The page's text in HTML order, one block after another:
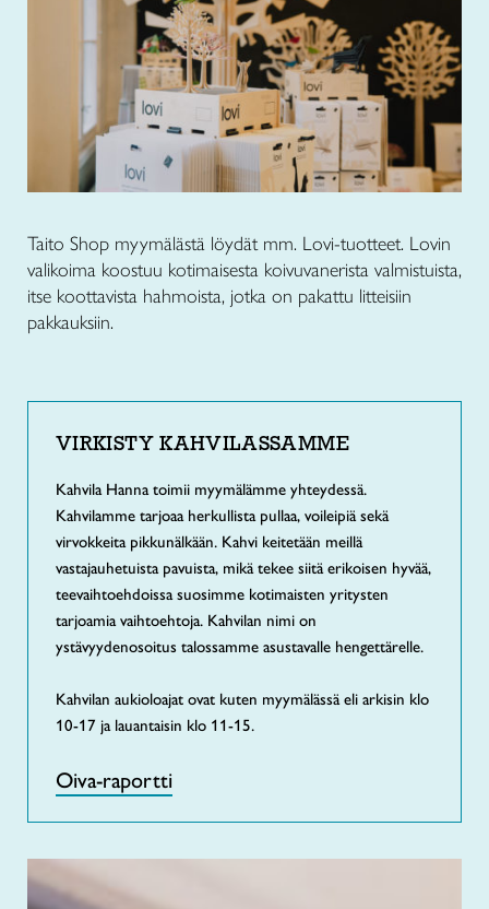
Taito Shop myymälästä löydät mm. Lovi-tuotteet. Lovin
valikoima koostuu kotimaisesta koivuvanerista valmistuista,
itse koottavista hahmoista, jotka on pakattu litteisiin
pakkauksiin.
VIRKISTY KAHVILASSAMME
Kahvila Hanna toimii myymälämme yhteydessä.
Kahvilamme tarjoaa herkullista pullaa, voileipiä sekä
virvokkeita pikkunälkään. Kahvi keitetään meillä
vastajauhetuista pavuista, mikä tekee siitä erikoisen hyvää,
teevaihtoehdoissa suosimme kotimaisten yritysten
tarjoamia vaihtoehtoja. Kahvilan nimi on
ystävyydenosoitus talossamme asustavalle hengettärelle.
Kahvilan aukioloajat ovat kuten myymälässä eli arkisin klo
10-17 ja lauantaisin klo 11-15.
Oiva-raportti